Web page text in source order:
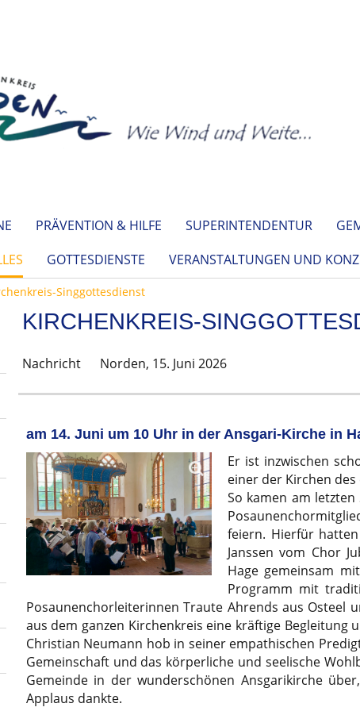
PRÄVENTION & HILFE SUPERINTENDENTUR
GOTTESDIENSTE VERANSTALTUNGEN UND
Singgottesdienst
KIRCHENKREIS-
Nachricht Norden, 15. Juni 2026
am 14. Juni um 10 Uhr in der Ansgari-Kirche in
Er ist inzwischen
einer der Kirchen
So kamen am
feiern. Hierfür
Janssen vom Chor
Hage gemeinsam
Programm mit
Posaunenchorleiterinnen Traute Ahrends aus Osteel
aus dem ganzen Kirchenkreis eine kräftige
Christian Neumann hob in seiner empathischen
Gemeinschaft und das körperliche und seelische
Gemeinde in der wunderschönen Ansgarikirche
Applaus dankte.